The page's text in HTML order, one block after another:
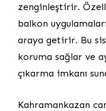
zenginleştirir.
balkon
araya getirir. Bu
koruma sağlar ve
çıkarma imkanı
Kahramankazan